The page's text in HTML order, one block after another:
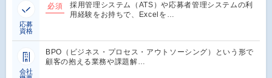
応募
資格
必須
採用管理システム（ATS）や応募者管理システムの利
用経験をお持ちで、Excelを…
会社
BPO（ビジネス・プロセス・アウトソーシング）という形で
顧客の抱える業務や課題解…